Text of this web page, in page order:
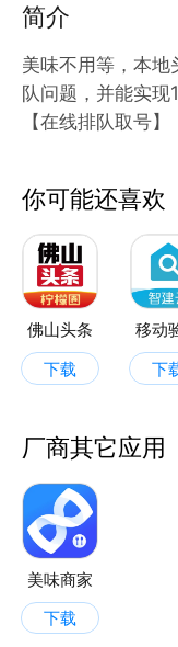
简介
美味不用等，本
队问题，并能实现
【在线排队取号】
在任何地方选择餐
【实时查看排队进
手握号单守门口，
线上取号后或用
程，准确预估就
告别繁琐电话预订
约会？团建？生日
用等app一键预约
【本地头牌美食指
网罗各类美食，从
君挑选！老字号
尽！定位本地，搜
你可能还喜欢
佛山头条
下载
移动
下
厂商其它应用
美味商家
下载